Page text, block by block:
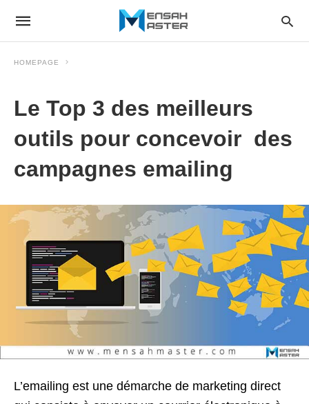
HOMEPAGE
Le Top 3 des meilleurs
outils pour concevoir des
campagnes emailing
L’emailing est une démarche de marketing direct